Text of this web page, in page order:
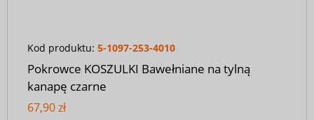
Kod produktu: 5-1097-253-4010
Pokrowce KOSZULKI Bawełniane na tylną
kanapę czarne
67,90 zł